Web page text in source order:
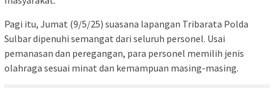
Pagi itu, Jumat (9/5/25) suasana lapangan Tribarata Polda
Sulbar dipenuhi semangat dari seluruh personel. Usai
pemanasan dan peregangan, para personel memilih jenis
olahraga sesuai minat dan kemampuan masing-masing.